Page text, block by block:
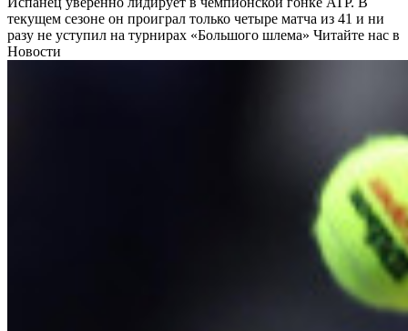
текущем сезоне он проиграл только четыре матча из 41 и ни
разу не уступил на турнирах «Большого шлема» Читайте нас в
Новости